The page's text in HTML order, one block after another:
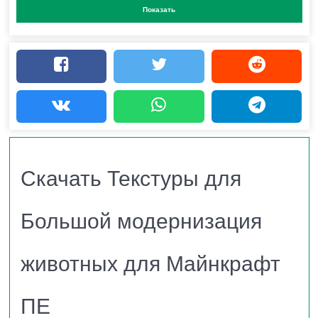
для Minecraft PE
Это простой пакет текстур, который обновляет
модели животных мира Майнкрафт, многие из
которых были созданы более 10 лет назад! Теперь
Особенности Текстур для
Большой модернизация
животных для Minecraft PE
Показать
Скачать Текстуры для
Большой модернизация
животных для Майнкрафт
ПЕ